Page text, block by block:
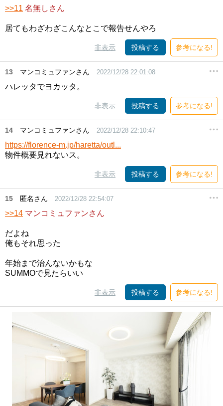
>>11 名無しさん
居てもわざわざこんなとこで報告せんやろ
非表示 投稿する 参考になる!
13 マンコミュファンさん 2022/12/28 22:01:08
ハレッタでヨカッタ。
非表示 投稿する 参考になる!
14 マンコミュファンさん 2022/12/28 22:10:47
https://florence-m.jp/haretta/outl...
物件概要見れないス。
非表示 投稿する 参考になる!
15 匿名さん 2022/12/28 22:54:07
>>14 マンコミュファンさん
だよね
俺もそれ思った
年始まで治んないかもな
SUMMOで見たらいい
非表示 投稿する 参考になる!